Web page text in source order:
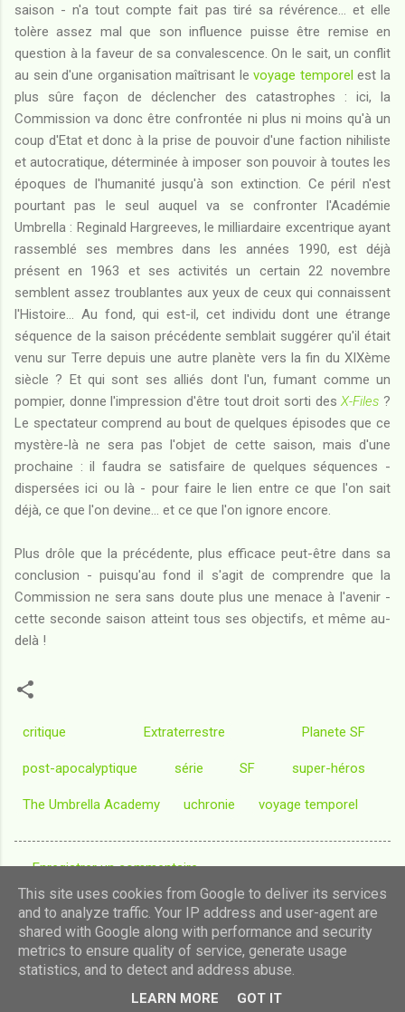
saison - n'a tout compte fait pas tiré sa révérence... et elle
tolère assez mal que son influence puisse être remise en
question à la faveur de sa convalescence. On le sait, un conflit
au sein d'une organisation maîtrisant levoyage temporel est la
plus sûre façon de déclencher des catastrophes : ici, la
Commission va donc être confrontée ni plus ni moins qu'à un
coup d'Etat et donc à la prise de pouvoir d'une faction nihiliste
et autocratique, déterminée à imposer son pouvoir à toutes les
époques de l'humanité jusqu'à son extinction. Ce péril n'est
pourtant pas le seul auquel va se confronter l'Académie
Umbrella : Reginald Hargreeves, le milliardaire excentrique ayant
rassemblé ses membres dans les années 1990, est déjà
présent en 1963 et ses activités un certain 22 novembre
semblent assez troublantes aux yeux de ceux qui connaissent
l'Histoire... Au fond, qui est-il, cet individu dont une étrange
séquence de la saison précédente semblait suggérer qu'il était
venu sur Terre depuis une autre planète vers la fin du XIXème
siècle ? Et qui sont ses alliés dont l'un, fumant comme un
pompier, donne l'impression d'être tout droit sorti desX-Files ?
Le spectateur comprend au bout de quelques épisodes que ce
mystère-là ne sera pas l'objet de cette saison, mais d'une
prochaine : il faudra se satisfaire de quelques séquences -
dispersées ici ou là - pour faire le lien entre ce que l'on sait
déjà, ce que l'on devine... et ce que l'on ignore encore.
Plus drôle que la précédente, plus efficace peut-être dans sa
conclusion - puisqu'au fond il s'agit de comprendre que la
Commission ne sera sans doute plus une menace à l'avenir -
cette seconde saison atteint tous ses objectifs, et même au-
delà !
critique Extraterrestre Planete SF
post-apocalyptique série SF super-héros
The Umbrella Academy uchronie voyage temporel
C
o
m
m
Enregistrer un commentaire
Fourni par Blogger
This site uses cookies from Google to deliver its services
and to analyze traffic. Your IP address and user-agent are
shared with Google along with performance and security
metrics to ensure quality of service, generate usage
statistics, and to detect and address abuse.
LEARN MORE GOT IT